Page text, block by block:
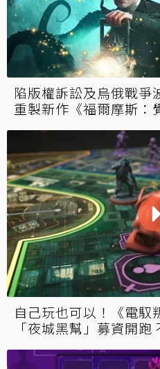
陷版權訴訟及烏俄戰爭
重製新作《福爾摩斯：
自己玩也可以！《電馭
「夜城黑幫」募資開